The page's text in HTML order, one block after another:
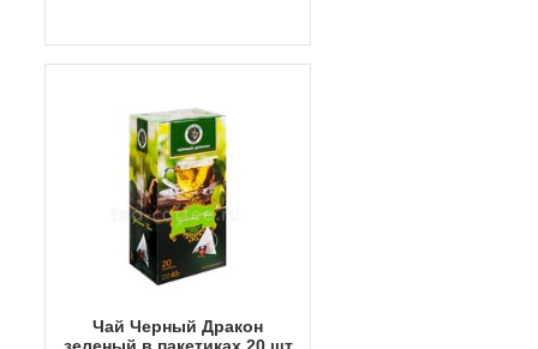
Чай Черный Дракон
зеленый в пакетиках 20 шт